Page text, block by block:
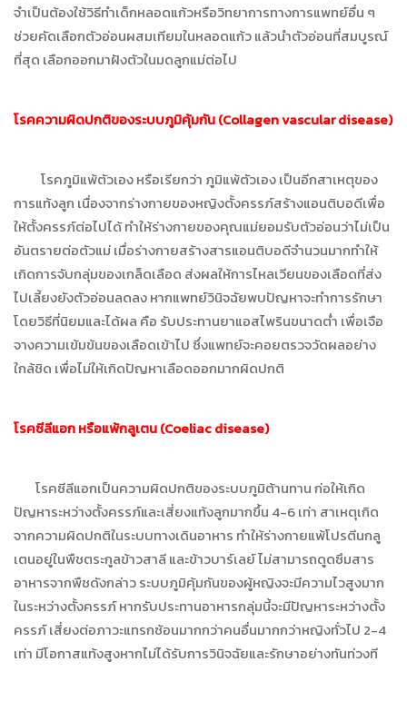
จำเป็นต้องใช้วิธีทำเด็กหลอดแก้วหรือวิทยาการทางการแพทย์อื่น ๆ
ช่วยคัดเลือกตัวอ่อนผสมเทียมในหลอดแก้ว แล้วนำตัวอ่อนที่สมบูรณ์
ที่สุด เลือกออกมาฝังตัวในมดลูกแม่ต่อไป
โรคความผิดปกติของระบบภูมิคุ้มกัน (Collagen vascular disease)
โรคภูมิแพ้ตัวเอง หรือเรียกว่า ภูมิแพ้ตัวเอง เป็นอีกสาเหตุของ
การแท้งลูก เนื่องจากร่างกายของหญิงตั้งครรภ์สร้างแอนติบอดีเพื่อ
ให้ตั้งครรภ์ต่อไปได้ ทำให้ร่างกายของคุณแม่ยอมรับตัวอ่อนว่าไม่เป็น
อันตรายต่อตัวแม่ เมื่อร่างกายสร้างสารแอนติบอดีจำนวนมากทำให้
เกิดการจับกลุ่มของเกล็ดเลือด ส่งผลให้การไหลเวียนของเลือดที่ส่ง
ไปเลี้ยงยังตัวอ่อนลดลง หากแพทย์วินิจฉัยพบปัญหาจะทำการรักษา
โดยวิธีที่นิยมและได้ผล คือ รับประทานยาแอสไพรินขนาดต่ำ เพื่อเจือ
จางความเข้มข้นของเลือดเข้าไป ซึ่งแพทย์จะคอยตรวจวัดผลอย่าง
ใกล้ชิด เพื่อไม่ให้เกิดปัญหาเลือดออกมากผิดปกติ
โรคซีลีแอก หรือแพ้กลูเตน (Coeliac disease)
โรคซีลีแอกเป็นความผิดปกติของระบบภูมิต้านทาน ก่อให้เกิด
ปัญหาระหว่างตั้งครรภ์และเสี่ยงแท้งลูกมากขึ้น 4-6 เท่า สาเหตุเกิด
จากความผิดปกติในระบบทางเดินอาหาร ทำให้ร่างกายแพ้โปรตีนกลู
เตนอยู่ในพืชตระกูลข้าวสาลี และข้าวบาร์เลย์ ไม่สามารถดูดซึมสาร
อาหารจากพืชดังกล่าว ระบบภูมิคุ้มกันของผู้หญิงจะมีความไวสูงมาก
ในระหว่างตั้งครรภ์ หากรับประทานอาหารกลุ่มนี้จะมีปัญหาระหว่างตั้ง
ครรภ์ เสี่ยงต่อภาวะแทรกซ้อนมากกว่าคนอื่นมากกว่าหญิงทั่วไป 2-4
เท่า มีโอกาสแท้งสูงหากไม่ได้รับการวินิจฉัยและรักษาอย่างทันท่วงที